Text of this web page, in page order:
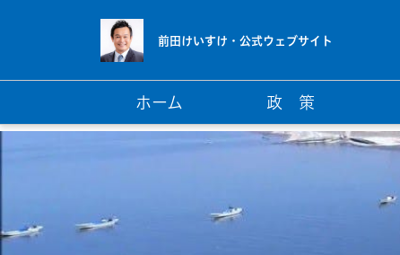
前田けいすけ・ 公式ウェブサイト
ホーム 政 策